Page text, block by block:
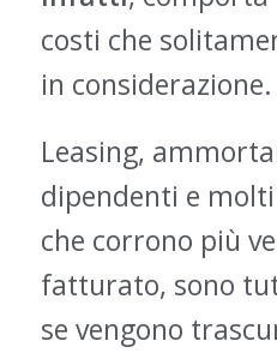
costi che
in considerazione.
Leasing,
dipendenti e
che corrono più
fatturato, sono
se vengono